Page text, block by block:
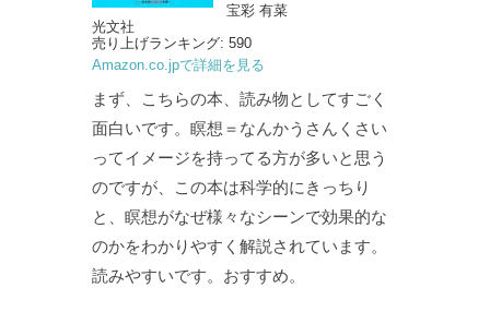
宝彩 有菜
光文社
売り上げランキング: 590
Amazon.co.jpで詳細を見る
まず、こちらの本、読み物としてすごく
面白いです。瞑想＝なんかうさんくさい
ってイメージを持ってる方が多いと思う
のですが、この本は科学的にきっちり
と、瞑想がなぜ様々なシーンで効果的な
のかをわかりやすく解説されています。
読みやすいです。おすすめ。